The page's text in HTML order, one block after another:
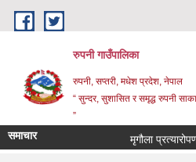
Skip to main content
रुपनी गाउँपालिका
रुपनी, सप्तरी, मधेश प्रदेश, नेपाल
“ सुन्दर, सुशासित र समृद्ध रुपनी
”
समाचार मृगौला